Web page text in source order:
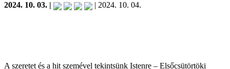
2024. 10. 03. | | 2024. 10. 04.
A szeretet és a hit szemével tekintsünk Istenre – Elsőcsütörtöki